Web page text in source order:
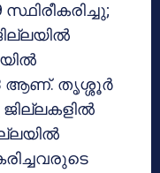
ആണ്. തൃശ്ശൂർ
ജില്ലകളിൽ